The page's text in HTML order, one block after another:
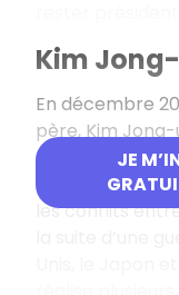
JE
Kim
En décembre
père, Kim
suprême » de
S’il affirme dès
les conflits